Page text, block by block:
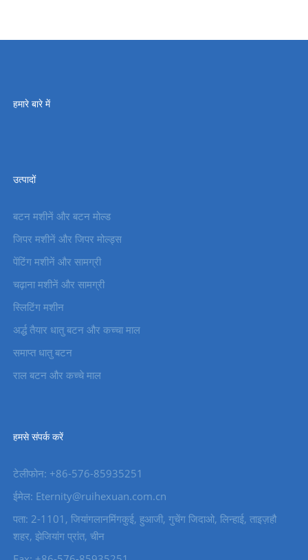
हमारे बारे में
उत्पादों
बटन मशीनें और बटन मोल्ड
जिपर मशीनें और जिपर मोल्ड्स
पेंटिंग मशीनें और सामग्री
चढ़ाना मशीनें और सामग्री
स्लिटिंग मशीन
अर्द्ध तैयार धातु बटन और कच्चा माल
समाप्त धातु बटन
राल बटन और कच्चे माल
हमसे संपर्क करें
टेलीफोन: +86-576-85935251
ईमेल: Eternity@ruihexuan.com.cn
पता: 2-1101, जियांगलानमिंगकुई, हुआजी, गुचेंग जिदाओ, लिन्हाई, ताइज़हौ
शहर, झेजियांग प्रांत, चीन